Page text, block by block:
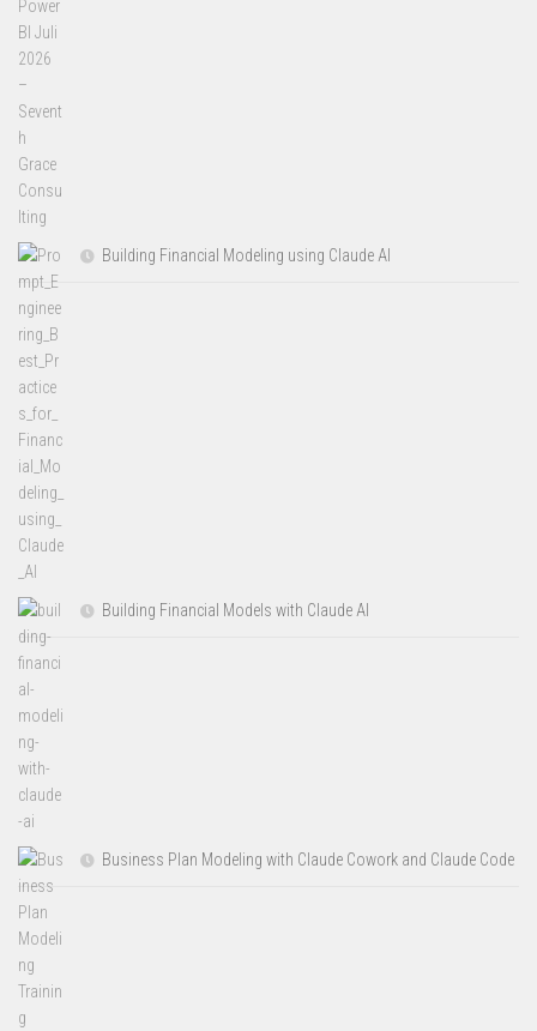
Building Financial Modeling using Claude AI
Building Financial Models with Claude AI
Business Plan Modeling with Claude Cowork and Claude Code